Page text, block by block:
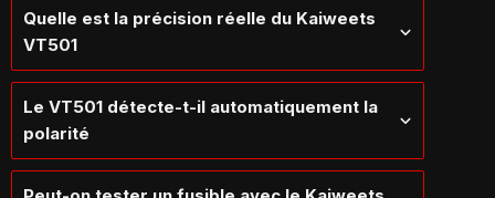
Quelle est la précision réelle du Kaiweets
VT501
Le VT501 détecte-t-il automatiquement la
polarité